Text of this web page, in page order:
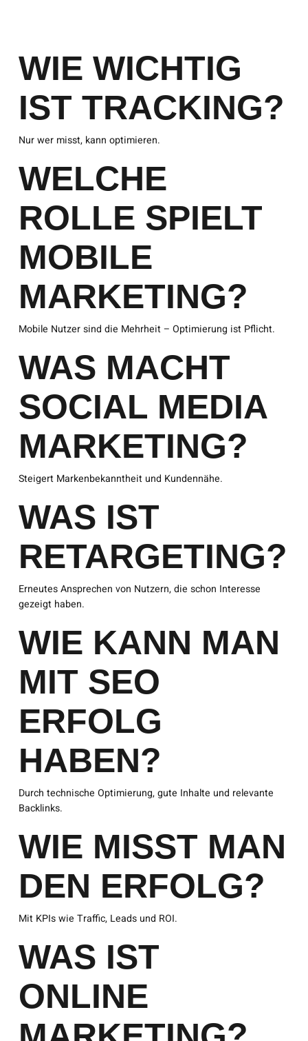
WIE WICHTIG
IST TRACKING?
Nur wer misst, kann optimieren.
WELCHE
ROLLE SPIELT
MOBILE
MARKETING?
Mobile Nutzer sind die Mehrheit – Optimierung ist Pflicht.
WAS MACHT
SOCIAL MEDIA
MARKETING?
Steigert Markenbekanntheit und Kundennähe.
WAS IST
RETARGETING?
Erneutes Ansprechen von Nutzern, die schon Interesse
gezeigt haben.
WIE KANN MAN
MIT SEO
ERFOLG
HABEN?
Durch technische Optimierung, gute Inhalte und relevante
Backlinks.
WIE MISST MAN
DEN ERFOLG?
Mit KPIs wie Traffic, Leads und ROI.
WAS IST
ONLINE